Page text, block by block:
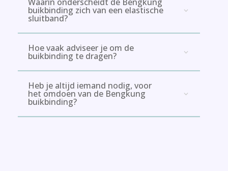
buikbinding zich van een elastische
sluitband?
Hoe vaak adviseer je om de
buikbinding te dragen?
Heb je altijd iemand nodig, voor
het omdoen van de Bengkung
buikbinding?